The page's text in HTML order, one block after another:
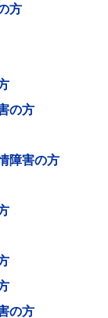
方
の方
障害の方
の方